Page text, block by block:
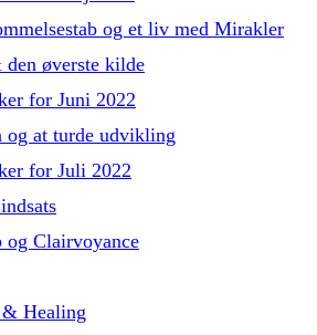
og et liv med Mirakler
øverste kilde
for Juni 2022
og at turde udvikling
for Juli 2022
og Clairvoyance
Healing